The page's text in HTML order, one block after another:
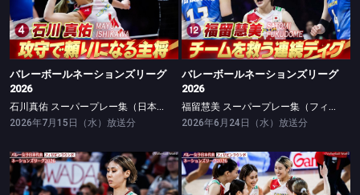
バレーボールネーションズリーグ2026
バレーボールネーションズリーグ
2026
石川真佑 スーパープレー集（日本ラウンド）
2026年7月15日（水）放送分
バレーボールネーションズリーグ2026
福留慧美 スーパープレー集（フィリピンラウンド）
バレーボールネーションズリーグ
2026
福留慧美 スーパープレー集（フィリピンラウンド）
2026年6月24日（水）放送分